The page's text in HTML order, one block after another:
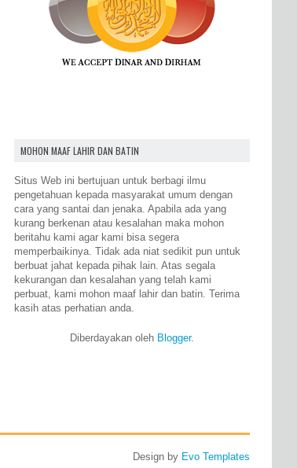
MOHON MAAF LAHIR DAN BATIN
Situs Web ini bertujuan untuk berbagi ilmu
pengetahuan kepada masyarakat umum dengan
cara yang santai dan jenaka. Apabila ada yang
kurang berkenan atau kesalahan maka mohon
beritahu kami agar kami bisa segera
memperbaikinya. Tidak ada niat sedikit pun untuk
berbuat jahat kepada pihak lain. Atas segala
kekurangan dan kesalahan yang telah kami
perbuat, kami mohon maaf lahir dan batin. Terima
kasih atas perhatian anda.
Diberdayakan oleh Blogger.
Design by Evo Templates